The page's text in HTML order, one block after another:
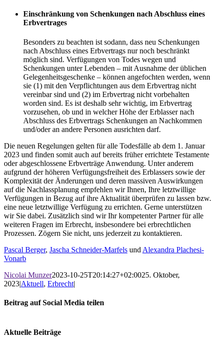
Einschränkung von Schenkungen nach Abschluss eines
Erbvertrages
Besonders zu beachten ist sodann, dass neu Schenkungen
nach Abschluss eines Erbvertrags nur noch beschränkt
möglich sind. Verfügungen von Todes wegen und
Schenkungen unter Lebenden – mit Ausnahme der üblichen
Gelegenheitsgeschenke – können angefochten werden, wenn
sie (1) mit den Verpflichtungen aus dem Erbvertrag nicht
vereinbar sind und (2) im Erbvertrag nicht vorbehalten
worden sind. Es ist deshalb sehr wichtig, im Erbvertrag
vorzusehen, ob und in welcher Höhe der Erblasser nach
Abschluss des Erbvertrags Schenkungen an Nachkommen
und/oder an andere Personen ausrichten darf.
Die neuen Regelungen gelten für alle Todesfälle ab dem 1. Januar
2023 und finden somit auch auf bereits früher errichtete Testamente
oder abgeschlossene Erbverträge Anwendung. Unter anderem
aufgrund der höheren Verfügungsfreiheit des Erblassers sowie der
Komplexität der Änderungen und deren massiven Auswirkungen
auf die Nachlassplanung empfehlen wir Ihnen, Ihre letztwillige
Verfügungen in Bezug auf ihre Aktualität überprüfen zu lassen bzw.
eine neue letztwillige Verfügung zu errichten. Gerne unterstützen
wir Sie dabei. Zusätzlich sind wir Ihr kompetenter Partner für alle
weiteren Fragen im Erbrecht, insbesondere bei erbrechtlichen
Prozessen. Zögern Sie nicht, uns jederzeit zu kontaktieren.
Pascal Berger, Jascha Schneider-Marfels und Alexandra Plachesi-
Vonarb
Nicolai Munzer2023-10-25T20:14:27+02:0025. Oktober,
2023|Aktuell, Erbrecht|
Beitrag auf Social Media teilen
Mail
Aktuelle Beiträge